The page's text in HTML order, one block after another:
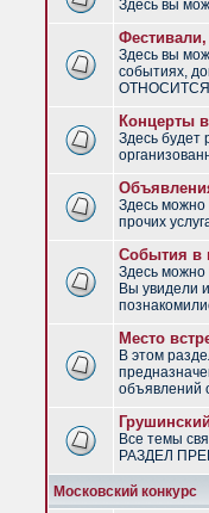
Здесь вы
Здесь вы
событиях,
ОТНОСИТСЯ
Концерты
Здесь
Здесь можно
прочих
События в
Здесь можно
Вы увидели
Место
В этом
объявлений
Все темы
РАЗДЕЛ
Московский конкурс